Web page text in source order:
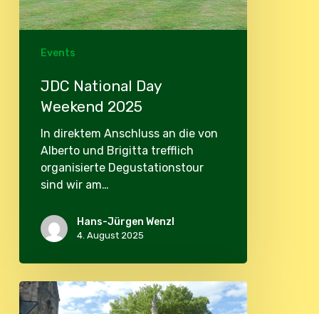
Events
JDC National Day
Weekend 2025
In direktem Anschluss an die von
Alberto und Brigitta trefflich
organisierte Degustationstour
sind wir am…
Hans-Jürgen Wenzl
4. August 2025
JDOST
Sommerausfahrt